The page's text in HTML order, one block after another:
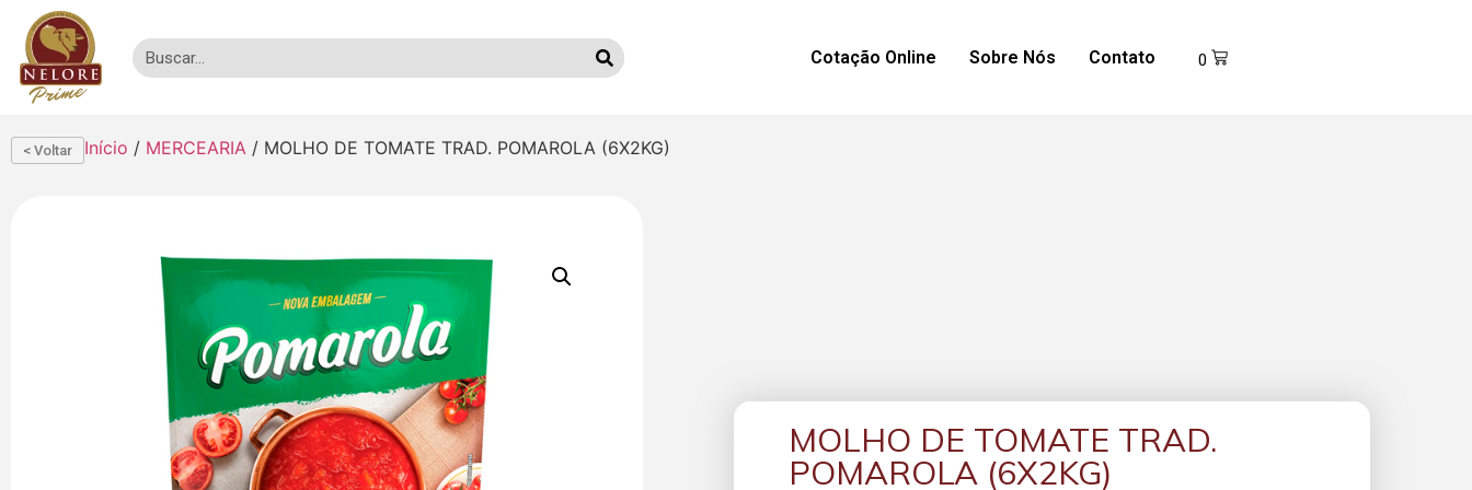
Cotação Online Sobre Nós Contato 0
< Voltar Início / MERCEARIA / MOLHO DE TOMATE TRAD. POMAROLA (6X2KG)
MOLHO DE TOMATE TRAD.
POMAROLA (6X2KG)